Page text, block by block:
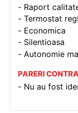
Raport
Termostat
Economica
Silentioasa
Autonomie
PARERI CONTRA
Nu au fost